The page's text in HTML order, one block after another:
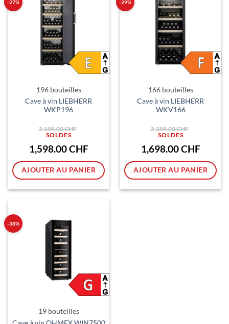
-27%
196 bouteilles
Cave à vin LIEBHERR
WKP196
2,198.00CHF
était :
2,198.00 CHF.
1,598.00CHFLe
actuel
est :
1,598.00 CHF.
AJOUTER AU PANIER
-29%
166 bouteilles
Cave à vin LIEBHERR
WKV166
2,398.00CHF
était :
2,398.00
1,698.00CHFLe
actuel
est :
1,698.00
AJOUTER AU PANIER
-38%
19 bouteilles